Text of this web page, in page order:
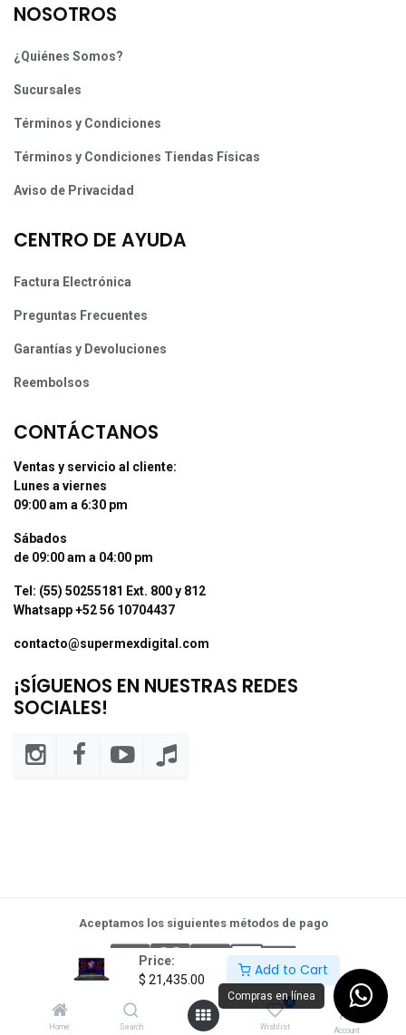
Price:
$ 21,435.00
Add to Cart
Home Search
0
Wishlist Account
NOSOTROS
¿Quiénes Somos?
Sucursales
Términos y Condiciones
Términos y Condiciones Tiendas Físicas
Aviso de Privacidad
CENTRO DE AYUDA
Factura Electrónica
Preguntas Frecuentes
Garantías y Devoluciones
Reembolsos
CONTÁCTANOS
Ventas y servicio al cliente:
Lunes a viernes
09:00 am a 6:30 pm
Sábados
de 09:00 am a 04:00 pm
Tel: (55) 50255181 Ext. 800 y 812
Whatsapp +52 56 10704437
contacto@supermexdigital.com
¡SÍGUENOS EN NUESTRAS REDES
SOCIALES!
Aceptamos los siguientes métodos de pago
Compras en línea